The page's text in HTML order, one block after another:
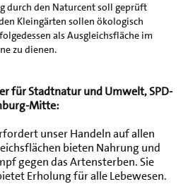
durch den Naturcent soll geprüft
Kleingärten sollen ökologisch
als Ausgleichsfläche im
zu dienen.
für Stadtnatur und Umwelt, SPD-
Mitte:
unser Handeln auf allen
bieten Nahrung und
gegen das Artensterben. Sie
Erholung für alle Lebewesen.